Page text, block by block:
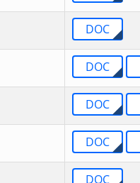
DOC
DOC
DOC
DOC
DOC